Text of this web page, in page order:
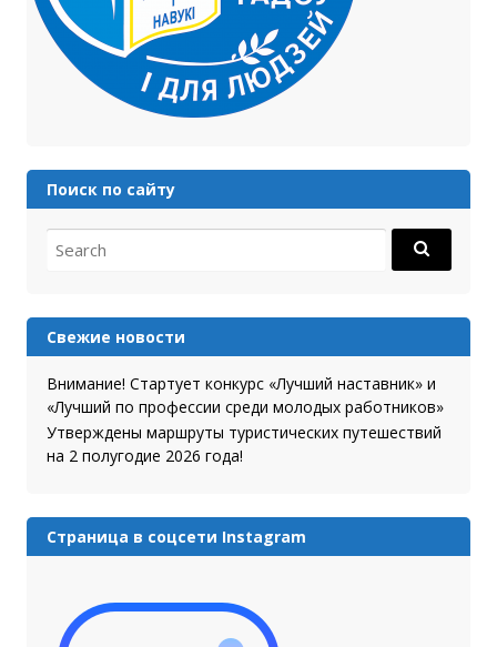
Поиск по сайту
Search for:
Свежие новости
Внимание! Стартует конкурс «Лучший наставник» и
«Лучший по профессии среди молодых работников»
Утверждены маршруты туристических путешествий
на 2 полугодие 2026 года!
Страница в соцсети Instagram